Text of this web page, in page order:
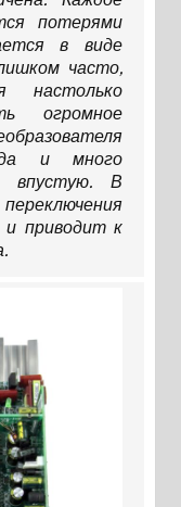
потерями
в виде
часто,
настолько
огромное
да и много
впустую. В
и приводит к